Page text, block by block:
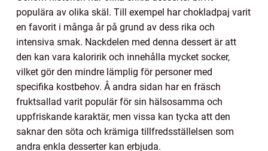
populära av olika skäl. Till exempel har chokladpaj varit
en favorit i många år på grund av dess rika och
intensiva smak. Nackdelen med denna dessert är att
den kan vara kaloririk och innehålla mycket socker,
vilket gör den mindre lämplig för personer med
specifika kostbehov. Å andra sidan har en fräsch
fruktsallad varit populär för sin hälsosamma och
uppfriskande karaktär, men vissa kan tycka att den
saknar den söta och krämiga tillfredsställelsen som
andra enkla desserter kan erbjuda.